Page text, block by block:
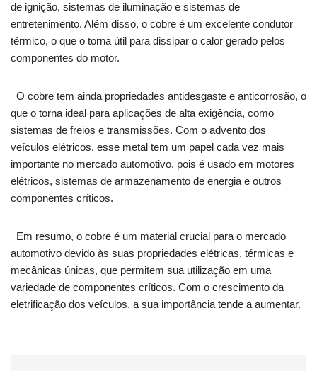
de ignição, sistemas de iluminação e sistemas de
entretenimento. Além disso, o cobre é um excelente condutor
térmico, o que o torna útil para dissipar o calor gerado pelos
componentes do motor.
O cobre tem ainda propriedades antidesgaste e anticorrosão, o
que o torna ideal para aplicações de alta exigência, como
sistemas de freios e transmissões. Com o advento dos
veículos elétricos, esse metal tem um papel cada vez mais
importante no mercado automotivo, pois é usado em motores
elétricos, sistemas de armazenamento de energia e outros
componentes críticos.
Em resumo, o cobre é um material crucial para o mercado
automotivo devido às suas propriedades elétricas, térmicas e
mecânicas únicas, que permitem sua utilização em uma
variedade de componentes críticos. Com o crescimento da
eletrificação dos veículos, a sua importância tende a aumentar.